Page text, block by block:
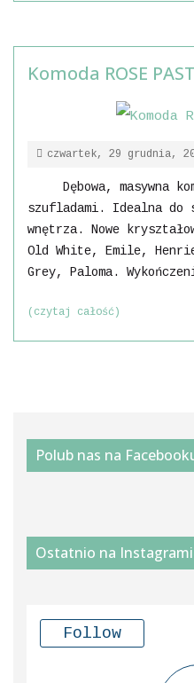
Komoda ROSE
czwartek, 29 grudnia,
Dębowa, masywna
szufladami. Idealna do
wnętrza. Nowe
Old White, Emile,
Grey, Paloma.
(czytaj całość)
Polub nas na
Ostatnio na
Follow